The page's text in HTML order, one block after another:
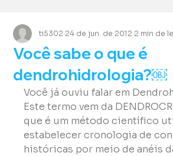
Você sabe o que é
dendrohidrologia?￼
ti5302 24 de jun. de 2012 2 min de
Você já ouviu falar em
Este termo vem da
que é um método científico
estabelecer cronologia de
históricas por meio de anéis